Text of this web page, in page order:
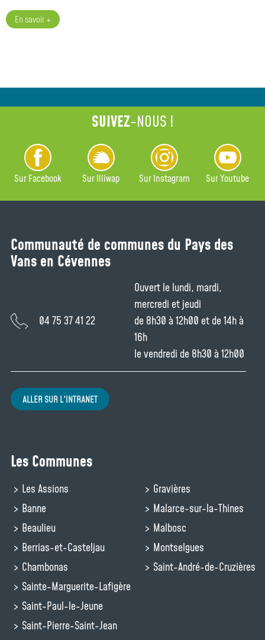
En savoir +
SUIVEZ-NOUS !
Sur Facebook Sur Illiwap Sur Instagram Sur Youtube
Communauté de communes du Pays des
Vans en Cévennes
04 75 37 41 22
Ouvert le lundi, mardi,
mercredi et jeudi
de 8h30 à 12h00 et de 14h à
16h
le vendredi de 8h30 à 12h00
ALLER SUR L'INTRANET
Les Communes
Les Assions
Banne
Beaulieu
Berrias-et-Casteljau
Chambonas
Gravières
Malarce-sur-la-Thines
Malbosc
Montselgues
Saint-André-de-Cruzières
Sainte-Marguerite-Lafigère
Saint-Paul-le-Jeune
Saint-Pierre-Saint-Jean